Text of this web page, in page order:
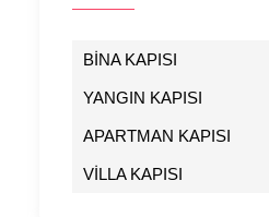
BİNA KAPISI
YANGIN KAPISI
APARTMAN KAPISI
VİLLA KAPISI